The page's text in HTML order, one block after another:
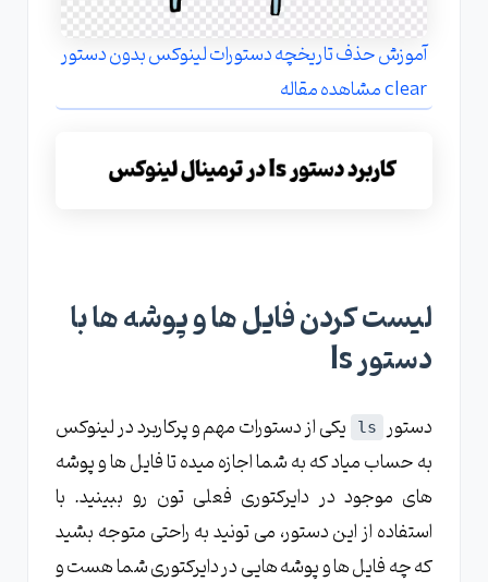
آموزش حذف تاریخچه دستورات لینوکس بدون دستور
clear مشاهده مقاله
لیست کردن فایل ها و پوشه ها با
دستور ls
دستور ls
یکی از دستورات مهم و پرکاربرد در لینوکس
به حساب میاد که به شما اجازه میده تا فایل ها و پوشه
های موجود در دایرکتوری فعلی تون رو ببینید. با
استفاده از این دستور، می تونید به راحتی متوجه بشید
که چه فایل ها و پوشه هایی در دایرکتوری شما هست و